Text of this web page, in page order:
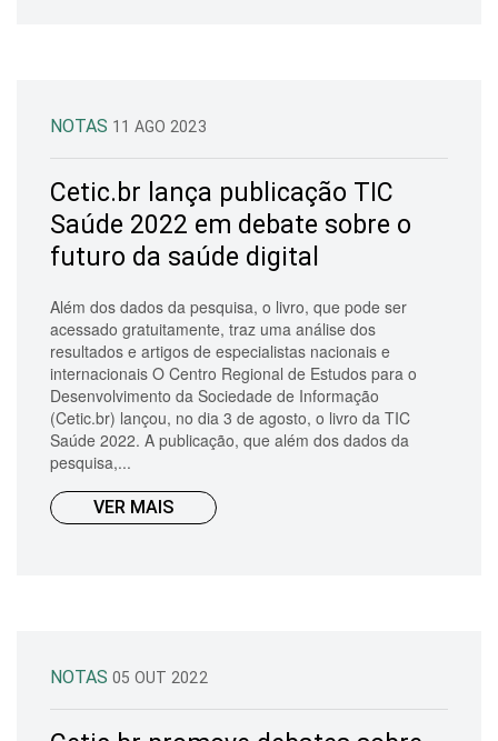
NOTAS 11 AGO 2023
Cetic.br lança publicação TIC
Saúde 2022 em debate sobre o
futuro da saúde digital
Além dos dados da pesquisa, o livro, que pode ser
acessado gratuitamente, traz uma análise dos
resultados e artigos de especialistas nacionais e
internacionais O Centro Regional de Estudos para o
Desenvolvimento da Sociedade de Informação
(Cetic.br) lançou, no dia 3 de agosto, o livro da TIC
Saúde 2022. A publicação, que além dos dados da
pesquisa,...
VER MAIS
NOTAS 05 OUT 2022